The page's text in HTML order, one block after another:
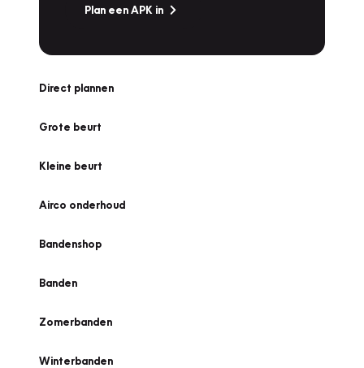
Plan een APK in
Direct plannen
Grote beurt
Kleine beurt
Airco onderhoud
Bandenshop
Banden
Zomerbanden
Winterbanden